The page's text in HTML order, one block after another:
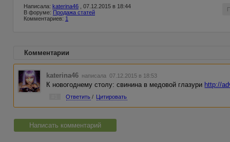
Написала: katerina46 , 07.12.2015 в 18:44
В форуме: Продажа статей
Комментариев: 1
Комментарии
katerina46 написала 07.12.2015 в 18:53
К новогоднему столу: свинина в медовой глазури http://
Ответить / Цитировать
Написать комментарий